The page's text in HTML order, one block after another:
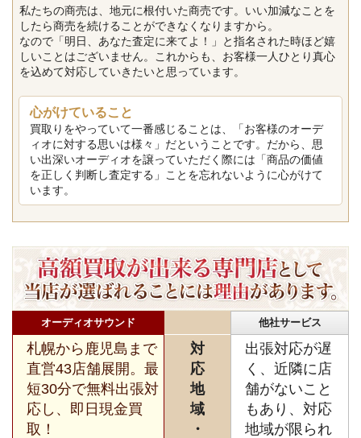
私たちの商売は、地元に根付いた商売です。いい加減なことを
したら商売を続けることができなくなりますから。
なので「明日、あなた査定に来てよ！」と指名された時ほど嬉
しいことはございません。これからも、お客様一人ひとり真心
を込めて対応していきたいと思っています。
心がけていること
買取りをやっていて一番感じることは、「お客様のオーデ
ィオに対する思いは様々」だということです。だから、思
い出深いオーディオを譲っていただく際には「商品の価値
を正しく判断し査定する」ことを忘れないように心がけて
います。
オーディオサウンド 他社サービス
札幌から鹿児島まで
直営43店舗展開。最
短30分で無料出張対
応し、即日現金買
取！
対
応
地
域
・
出張対応が遅
く、近隣に店
舗がないこと
もあり、対応
地域が限られ